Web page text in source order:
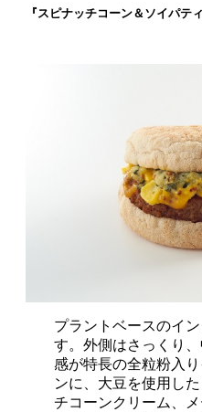
『スピナッチコーン＆ソイパテ
プラントベースのイ
す。外側はさっくり
感が特長の全粒粉入
ンに、大豆を使用し
チコーンクリーム、